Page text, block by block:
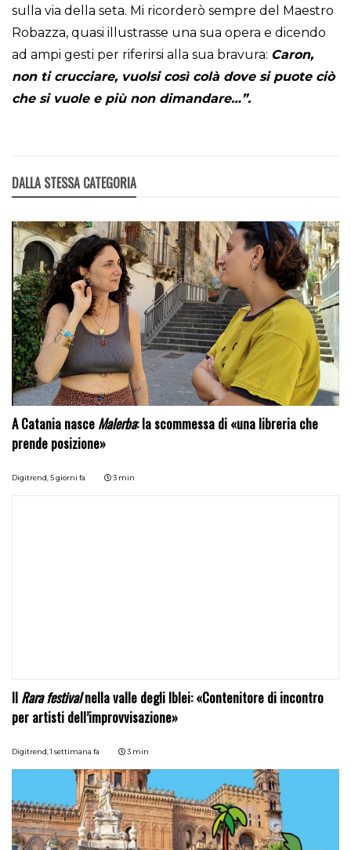
sulla via della seta. Mi ricorderò sempre del Maestro
Robazza, quasi illustrasse una sua opera e dicendo
ad ampi gesti per riferirsi alla sua bravura: Caron,
non ti crucciare, vuolsi così colà dove si puote ciò
che si vuole e più non dimandare…”.
DALLA STESSA CATEGORIA
A Catania nasce Malerba: la scommessa di «una libreria che
prende posizione»
Digitrend,5 giorni fa 3 min
Il Rara festivalnella valle degli Iblei: «Contenitore di incontro
per artisti dell’improvvisazione»
Digitrend,1 settimana fa 3 min